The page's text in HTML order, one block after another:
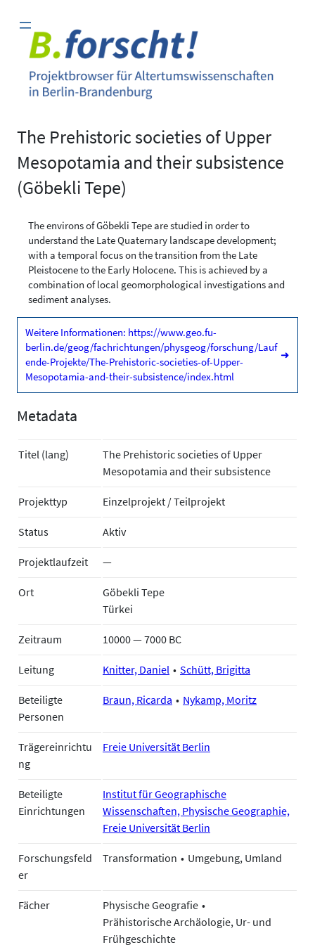
Inhalt
springen
The Prehistoric societies of Upper
Mesopotamia and their subsistence
(Göbekli Tepe)
The environs of Göbekli Tepe are studied in order to
understand the Late Quaternary landscape development;
with a temporal focus on the transition from the Late
Pleistocene to the Early Holocene. This is achieved by a
combination of local geomorphological investigations and
sediment analyses.
Weitere Informationen: https://www.geo.fu-
berlin.de/geog/fachrichtungen/physgeog/forschung/Lauf
ende-Projekte/The-Prehistoric-societies-of-Upper-
Mesopotamia-and-their-subsistence/index.html
➜
Metadata
Titel (lang)
The Prehistoric societies of Upper
Mesopotamia and their subsistence
Projekttyp Einzelprojekt / Teilprojekt
Status Aktiv
Projektlaufzeit —
Ort
Göbekli Tepe
Türkei
Zeitraum 10000 — 7000 BC
Leitung Knitter, Daniel Schütt, Brigitta
Beteiligte
Personen
Braun, Ricarda Nykamp, Moritz
Trägereinrichtu
ng
Freie Universität Berlin
Beteiligte
Einrichtungen
Institut für Geographische
Wissenschaften, Physische Geographie,
Freie Universität Berlin
Forschungsfeld
er
Transformation Umgebung, Umland
Fächer
Physische Geografie
Prähistorische Archäologie, Ur- und
Frühgeschichte